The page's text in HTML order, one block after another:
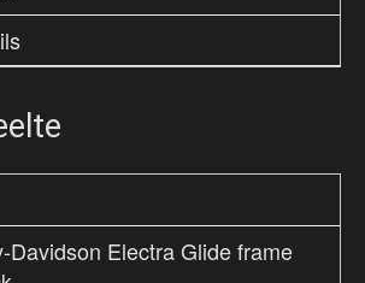
Davidson Electra Glide frame